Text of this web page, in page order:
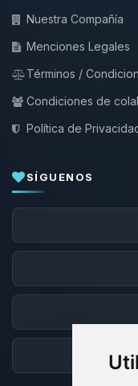
Nuestra Compañía
Menciones Legales
Términos /
Condiciones de
Política de
SÍGUENOS